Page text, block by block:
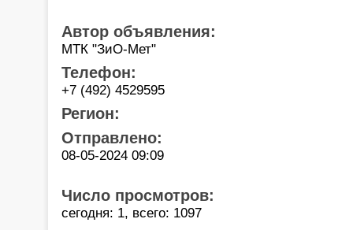
Автор объявления:
МТК "ЗиО-Мет"
Телефон:
+7 (492) 4529595
Регион:
Отправлено:
08-05-2024 09:09
Число просмотров:
сегодня: 1, всего: 1097